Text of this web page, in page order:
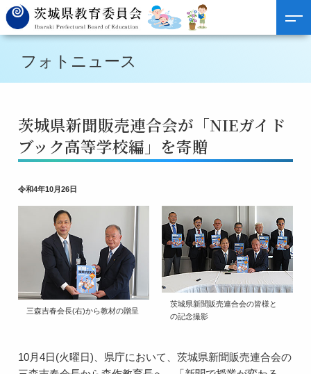
フォトニュース
茨城県新聞販売連合会が「NIEガイド
ブック高等学校編」を寄贈
令和4年10月26日
三森吉春会長(右)から教材の贈呈
茨城県新聞販売連合会の皆様と
の記念撮影
10月4日(火曜日)、県庁において、茨城県新聞販売連合会の